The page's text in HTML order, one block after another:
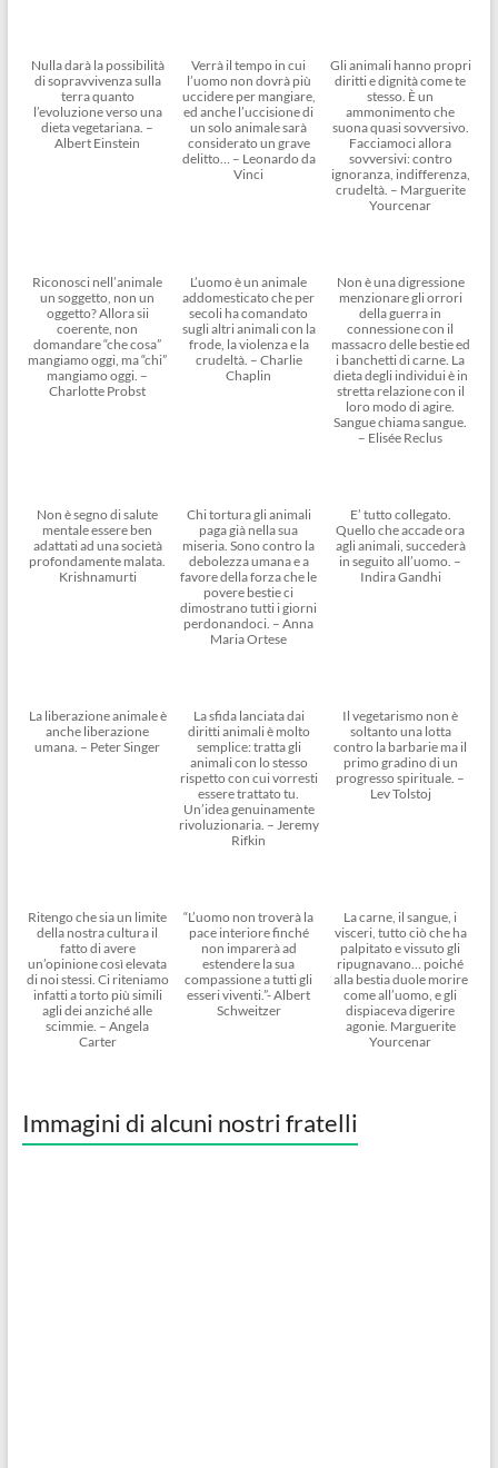
Nulla darà la possibilità
di sopravvivenza sulla
terra quanto
l’evoluzione verso una
dieta vegetariana. –
Albert Einstein
Verrà il tempo in cui
l’uomo non dovrà più
uccidere per mangiare,
ed anche l’uccisione di
un solo animale sarà
considerato un grave
delitto… – Leonardo da
Vinci
Gli animali hanno propri
diritti e dignità come te
stesso. È un
ammonimento che
suona quasi sovversivo.
Facciamoci allora
sovversivi: contro
ignoranza, indifferenza,
crudeltà. – Marguerite
Yourcenar
Riconosci nell’animale
un soggetto, non un
oggetto? Allora sii
coerente, non
domandare “che cosa”
mangiamo oggi, ma “chi”
mangiamo oggi. –
Charlotte Probst
L’uomo è un animale
addomesticato che per
secoli ha comandato
sugli altri animali con la
frode, la violenza e la
crudeltà. – Charlie
Chaplin
Non è una digressione
menzionare gli orrori
della guerra in
connessione con il
massacro delle bestie ed
i banchetti di carne. La
dieta degli individui è in
stretta relazione con il
loro modo di agire.
Sangue chiama sangue.
– Elisée Reclus
Non è segno di salute
mentale essere ben
adattati ad una società
profondamente malata.
Krishnamurti
Chi tortura gli animali
paga già nella sua
miseria. Sono contro la
debolezza umana e a
favore della forza che le
povere bestie ci
dimostrano tutti i giorni
perdonandoci. – Anna
Maria Ortese
E’ tutto collegato.
Quello che accade ora
agli animali, succederà
in seguito all’uomo. –
Indira Gandhi
La liberazione animale è
anche liberazione
umana. – Peter Singer
La sfida lanciata dai
diritti animali è molto
semplice: tratta gli
animali con lo stesso
rispetto con cui vorresti
essere trattato tu.
Un’idea genuinamente
rivoluzionaria. – Jeremy
Rifkin
Il vegetarismo non è
soltanto una lotta
contro la barbarie ma il
primo gradino di un
progresso spirituale. –
Lev Tolstoj
Ritengo che sia un limite
della nostra cultura il
fatto di avere
un’opinione così elevata
di noi stessi. Ci riteniamo
infatti a torto più simili
agli dei anziché alle
scimmie. – Angela
Carter
“L’uomo non troverà la
pace interiore finché
non imparerà ad
estendere la sua
compassione a tutti gli
esseri viventi.”- Albert
Schweitzer
La carne, il sangue, i
visceri, tutto ciò che ha
palpitato e vissuto gli
ripugnavano… poiché
alla bestia duole morire
come all’uomo, e gli
dispiaceva digerire
agonie. Marguerite
Yourcenar
Immagini di alcuni nostri fratelli